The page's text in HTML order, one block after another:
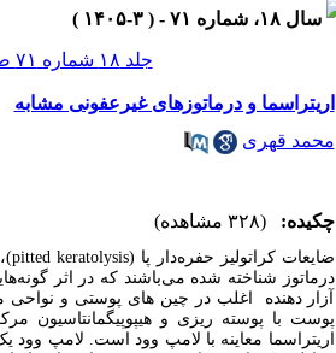
سال ۱۸، شماره ۷۱ - ( ۳-۱۴۰۵ )
جلد ۱۸ شماره ۷۱ صفحات ۳۰-۲۲
اریتراسما و درماتوزهای غیرعفونی مشابه
محمد قهری
چکیده: (۳۲۸ مشاهده)
ضایعات کراتولیز حفره‌دار پا (pitted keratolysis
درماتوز شناخته شده می‌باشند که در اثر
آزار دهنده اغلب در چین های پوستی و
پوست با پوسته ریزی و